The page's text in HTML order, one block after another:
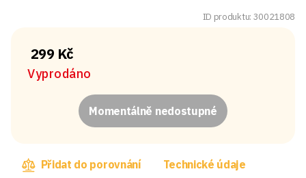
ID produktu: 30021808
299 Kč
Vyprodáno
Momentálně nedostupné
Přidat do porovnání Technické údaje